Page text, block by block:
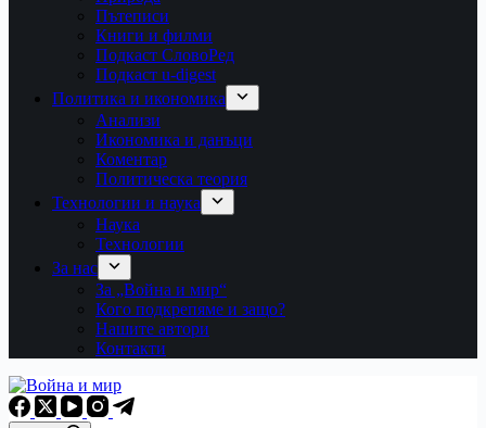
Пътеписи
Книги и филми
Подкаст СловоРед
Подкаст u-digest
Политика и икономика
Анализи
Икономика и данъци
Коментар
Политическа теория
Технологии и наука
Наука
Технологии
За нас
За „Война и мир“
Кого подкрепяме и защо?
Нашите автори
Контакти